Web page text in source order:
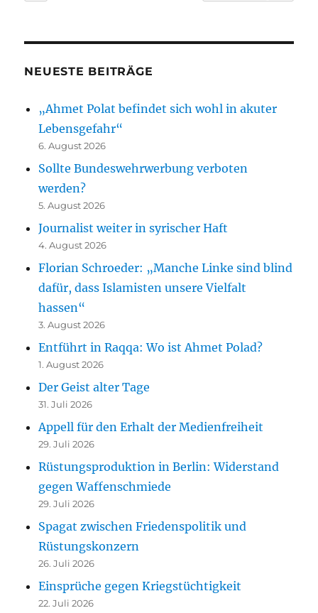
NEUESTE BEITRÄGE
„Ahmet Polat befindet sich wohl in akuter
Lebensgefahr“
6. August 2026
Sollte Bundeswehrwerbung verboten
werden?
5. August 2026
Journalist weiter in syrischer Haft
4. August 2026
Florian Schroeder: „Manche Linke sind blind
dafür, dass Islamisten unsere Vielfalt
hassen“
3. August 2026
Entführt in Raqqa: Wo ist Ahmet Polad?
1. August 2026
Der Geist alter Tage
31. Juli 2026
Appell für den Erhalt der Medienfreiheit
29. Juli 2026
Rüstungsproduktion in Berlin: Widerstand
gegen Waffenschmiede
29. Juli 2026
Spagat zwischen Friedenspolitik und
Rüstungskonzern
26. Juli 2026
Einsprüche gegen Kriegstüchtigkeit
22. Juli 2026